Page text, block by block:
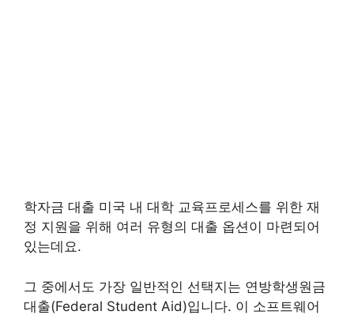
학자금 대출 미국 내 대학 교육프로세스를 위한 재
정 지원을 위해 여러 유형의 대출 옵션이 마련되어
있는데요.
그 중에서도 가장 일반적인 선택지는 연방학생원금
대출(Federal Student Aid)입니다. 이 소프트웨어